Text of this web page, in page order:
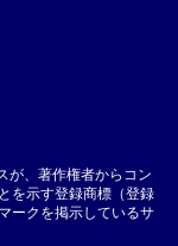
が、著作権者からコン
を示す登録商標（登録
ークを掲示しているサ